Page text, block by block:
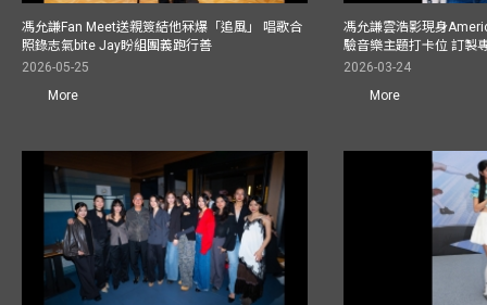
馮允謙Fan Meet送親簽結他冧爆「追風」 唱歌合
照錄志氣bite Jay盼組團義跑行善
2026-05-25
More
馮允謙雲浩影現身
驗音樂主題打卡位 訂製
2026-03-24
More